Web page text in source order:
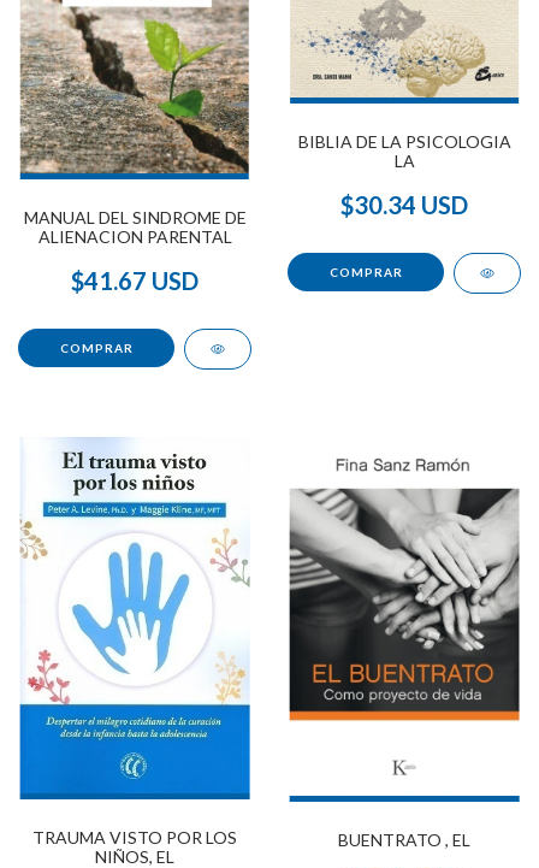
MANUAL DEL SINDROME DE
ALIENACION PARENTAL
$41.67 USD
BIBLIA DE LA PSICOLOGIA
LA
$30.34 USD
TRAUMA VISTO POR LOS
NIÑOS, EL
BUENTRATO , EL